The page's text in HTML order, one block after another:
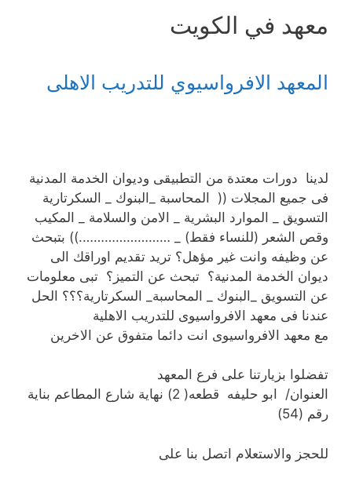
معهد في الكويت
المعهد الافرواسيوي للتدريب الاهلى
لدينا دورات معتدة من التطبيقى وديوان الخدمة المدنية
فى جميع المجلات (( المحاسبة _البنوك _ السكرتارية
التسويق _ الموارد البشرية _ الامن والسلامة _ المكيب
وقص الشعر (للنساء فقط) _ …………………….)) بتبحث
عن وظيفه وانت غير مؤهل؟ تريد تقديم اوراقك الى
ديوان الخدمة المدنية؟ تبحث عن التميز؟ تبى معلومات
عن التسويق _البنوك _ المحاسبة_ السكرتارية؟؟؟ الحل
عندنا فى معهد الافرواسيوى للتدريب الاهلية
مع معهد الافرواسيوى انت دائما متفوق عن الاخرين
تفضلوا بزيارتنا على فرع المعهد
العنوان/ ابو حليفه قطعه( 2) نهاية شارع المطاعم بناية
رقم (54)
للحجز والاستعلام اتصل بنا على